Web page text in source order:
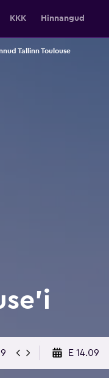
KKK Hinnangud
Tallinn Toulouse
E 14.09